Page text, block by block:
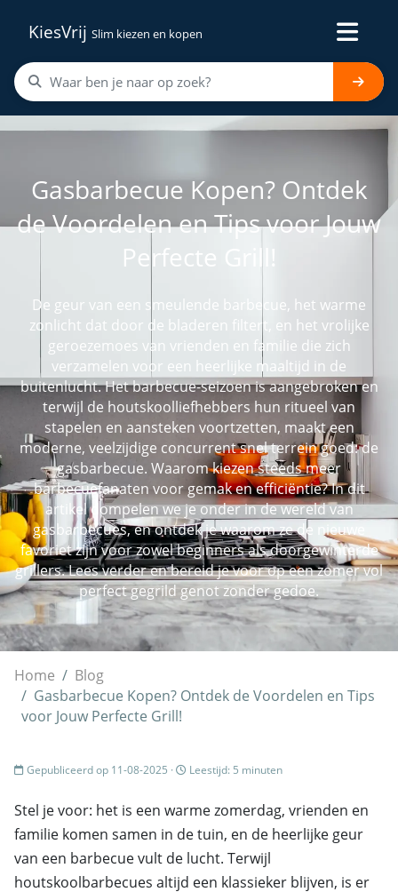
KiesVrij Slim kiezen en kopen
Gasbarbecue Kopen? Ontdek
de Voordelen en Tips voor Jouw
Perfecte Grill!
De geur van een smeulende barbecue, het warme
zonlicht dat door de bladeren filtert, en het vrolijke
geroezemoes van vrienden en familie die zich
verzamelen voor een heerlijke maaltijd in de
buitenlucht. Het barbecue-seizoen is aangebroken en
terwijl de houtskoolliefhebbers hun ritueel van
stapelen en aansteken voortzetten, maakt een
moderne, veelzijdige concurrent snel terrein goed: de
gasbarbecue. Waarom kiezen steeds meer
barbecuefanaten voor gemak en efficiëntie? In dit
artikel dompelen we je onder in de wereld van
gasbarbecues, en ontdek je waarom ze de nieuwe
favoriet zijn voor zowel beginners als doorgewinterde
grillers. Lees verder en bereid je voor op een zomer vol
perfect gegrild genot zonder gedoe.
Home
Blog
Gasbarbecue Kopen? Ontdek de Voordelen en Tips
voor Jouw Perfecte Grill!
Gepubliceerd op 11-08-2025 · Leestijd: 5 minuten
Stel je voor: het is een warme zomerdag, vrienden en
familie komen samen in de tuin, en de heerlijke geur
van een barbecue vult de lucht. Terwijl
houtskoolbarbecues altijd een klassieker blijven, is er